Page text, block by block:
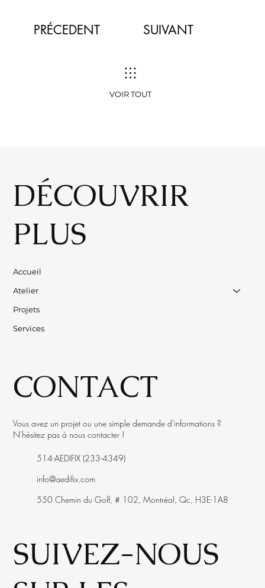
​PRÉCEDENT SUIVANT
VOIR TOUT
​SUIVEZ-NOUS
​DÉCOUVRIR
PLUS
Accueil
Atelier
Projets
Services
CONTACT
Vous avez un projet ou une simple demande d'informations ?
N'hésitez pas à nous contacter !
514-AEDIFIX​ (233-4349)​​​
info@aedifix.com
550 Chemin du Golf, ​# 102,​ Montréal, Qc, H3E​-​1A8